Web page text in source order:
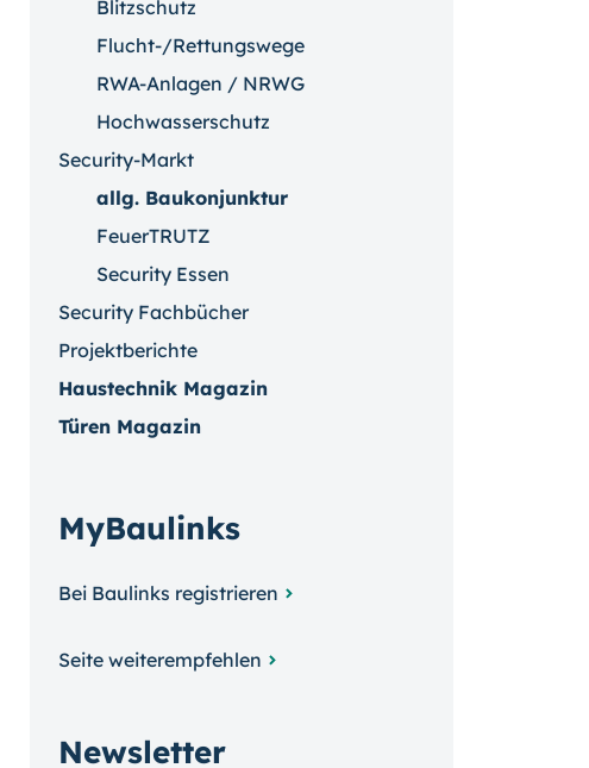
Blitzschutz
Flucht-/Rettungswege
RWA-Anlagen / NRWG
Hochwasserschutz
Security-Markt
allg. Baukonjunktur
FeuerTRUTZ
Security Essen
Security Fachbücher
Projektberichte
Haustechnik Magazin
Türen Magazin
MyBaulinks
Bei Baulinks registrieren
Seite weiterempfehlen
Newsletter